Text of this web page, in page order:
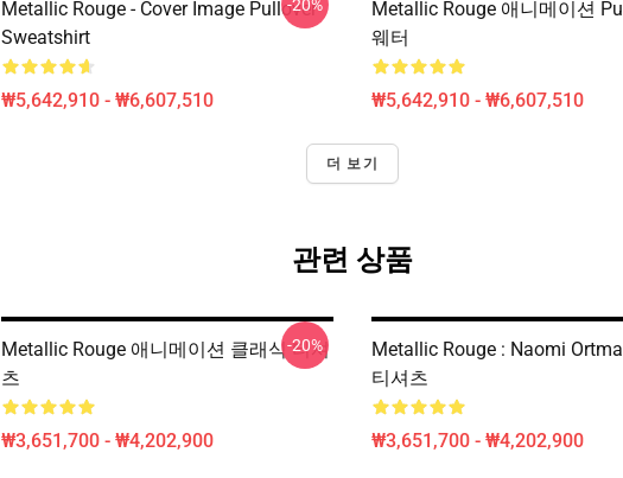
Metallic Rouge - Cover Image Pullover
Sweatshirt
₩5,642,910 - ₩6,607,510
-20%
Metallic Rouge 애니메이션
웨터
₩5,642,910 - ₩6,607,510
더 보기
관련 상품
Metallic Rouge 애니메이션 클래식 티셔
츠
₩3,651,700 - ₩4,202,900
-20%
Metallic Rouge : Naomi
티셔츠
₩3,651,700 - ₩4,202,900